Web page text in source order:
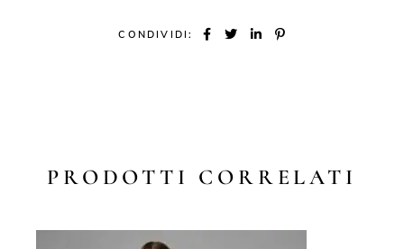
CONDIVIDI:
PRODOTTI CORRELATI